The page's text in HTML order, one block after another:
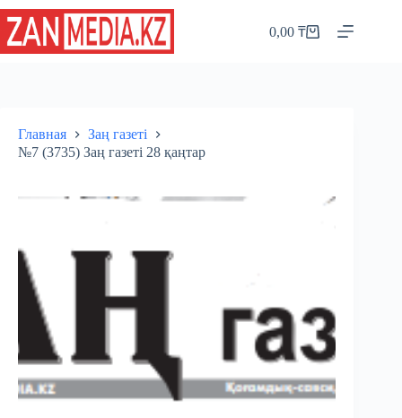
Перейти
сути
Корзина
0,00₸
Главная
Заң газеті
№7 (3735) Заң газеті 28 қаңтар